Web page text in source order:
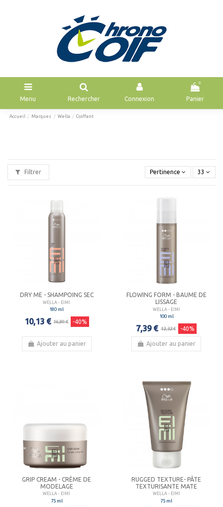
Menu Rechercher Connexion
0
Panier
Accueil Marques Wella Coiffant
Filtrer Pertinence 33
DRY ME - SHAMPOING SEC
WELLA - EIMI
180 ml
10,13 € 16,89 € -40%
Ajouter au panier
FLOWING FORM - BAUME DE
LISSAGE
WELLA - EIMI
100 ml
7,39 € 12,32 € -40%
Ajouter au panier
GRIP CREAM - CRÈME DE
MODELAGE
WELLA - EIMI
75 ml
RUGGED TEXTURE- PÂTE
TEXTURISANTE MATE
WELLA - EIMI
75 ml